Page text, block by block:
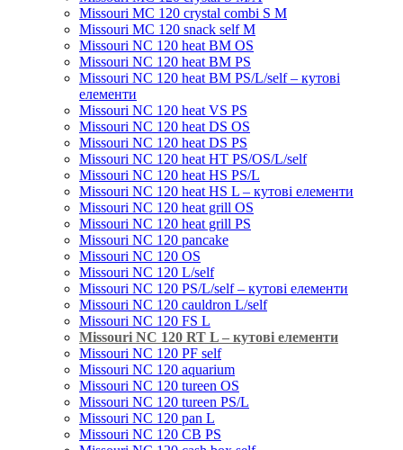
Missouri MC 120 crystal combi S M
Missouri MC 120 snack self M
Missouri NC 120 heat BM OS
Missouri NC 120 heat BM PS
Missouri NC 120 heat BM PS/L/self – кутові
елементи
Missouri NC 120 heat VS PS
Missouri NC 120 heat DS OS
Missouri NC 120 heat DS PS
Missouri NC 120 heat HT PS/OS/L/self
Missouri NC 120 heat HS PS/L
Missouri NC 120 heat HS L – кутові елементи
Мissouri NC 120 heat grill OS
Мissouri NC 120 heat grill PS
Мissouri NC 120 pancake
Missouri NC 120 OS
Missouri NC 120 L/self
Missouri NC 120 PS/L/self – кутові елементи
Мissouri NC 120 cauldron L/self
Missouri NC 120 FS L
Missouri NC 120 RT L – кутові елементи
Мissouri NC 120 PF self
Missouri NC 120 aquarium
Missouri NC 120 tureen OS
Missouri NC 120 tureen PS/L
Missouri NC 120 pan L
Missouri NC 120 CB PS